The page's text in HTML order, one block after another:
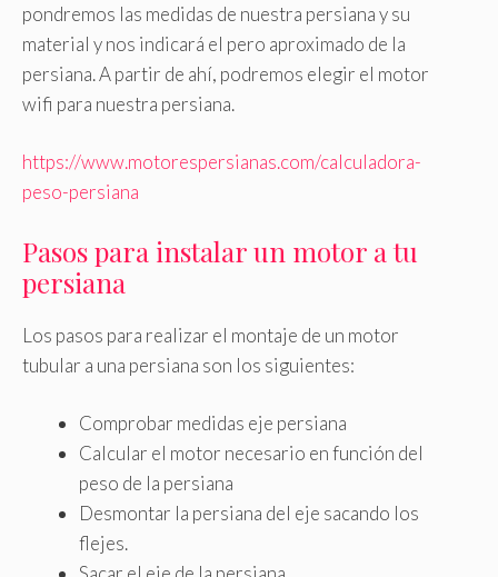
pondremos las medidas de nuestra persiana y su
material y nos indicará el pero aproximado de la
persiana. A partir de ahí, podremos elegir el motor
wifi para nuestra persiana.
https://www.motorespersianas.com/calculadora-
peso-persiana
Pasos para instalar un motor a tu
persiana
Los pasos para realizar el montaje de un motor
tubular a una persiana son los siguientes:
Comprobar medidas eje persiana
Calcular el motor necesario en función del
peso de la persiana
Desmontar la persiana del eje sacando los
flejes.